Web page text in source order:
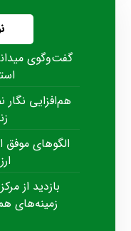
گفت‌وگوی
هم‌افزایی
بازدید از
زمینه‌های